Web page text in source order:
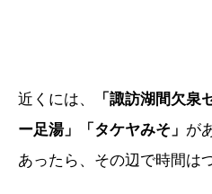
近くには、
「諏訪湖間欠泉
ー足湯」「タケヤみそ」 が
あったら、その辺で時間は